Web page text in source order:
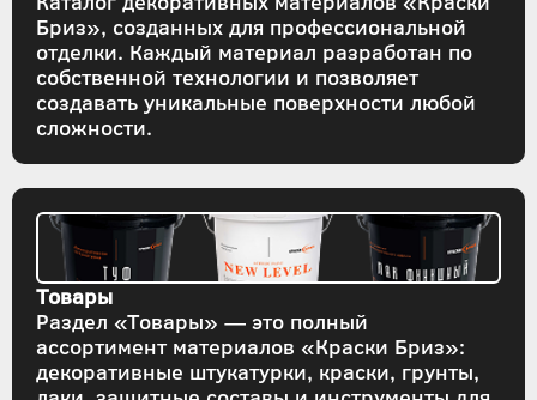
Бриз», созданных для профессиональной
отделки. Каждый материал разработан по
собственной технологии и позволяет
создавать уникальные поверхности любой
сложности.
Товары
Раздел «Товары» — это полный
ассортимент материалов «Краски Бриз»:
декоративные штукатурки, краски, грунты,